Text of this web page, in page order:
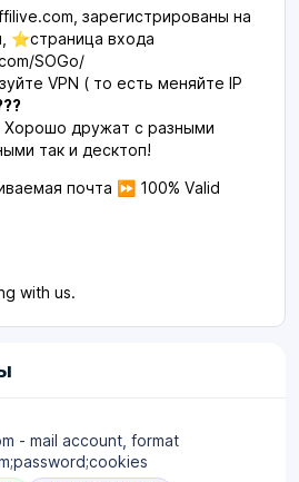
зарегистрированы на
⭐️страница входа
SOGo/
VPN ( то есть меняйте IP
Хорошо дружат с разными
так и десктоп!
почта ⏩ 100% Valid
with us.
- mail account, format